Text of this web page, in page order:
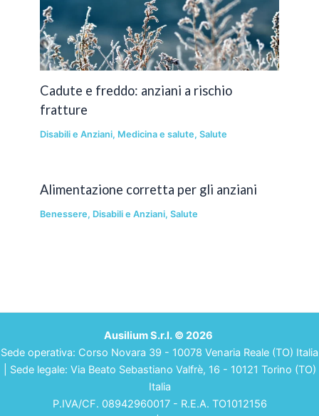
Cadute e freddo: anziani a rischio
fratture
Disabili e Anziani, Medicina e salute,Salute
Alimentazione corretta per gli anziani
Benessere, Disabili e Anziani,Salute
Ausilium S.r.l. © 2026
Sede operativa: Corso Novara 39 - 10078 Venaria Reale (TO) Italia
| Sede legale: Via Beato Sebastiano Valfrè, 16 - 10121 Torino (TO)
Italia
P.IVA/CF. 08942960017 - R.E.A. TO1012156